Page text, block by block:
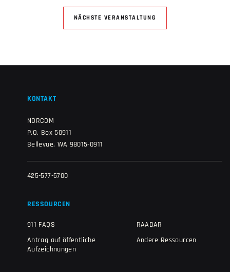
NÄCHSTE VERANSTALTUNG
KONTAKT
NORCOM
P.O. Box 50911
Bellevue, WA 98015-0911
425-577-5700
RESSOURCEN
911 FAQS
Antrag auf öffentliche
Aufzeichnungen
RAADAR
Andere Ressourcen